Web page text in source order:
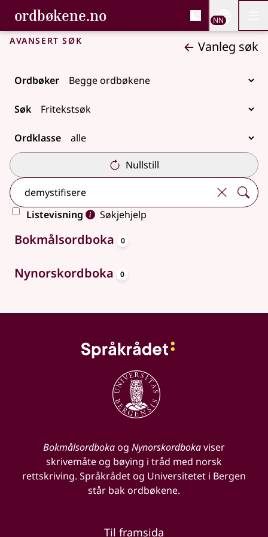
Gå til hovudinnhald
Tilgjenge
ordbøkene.no, Bokmålsordboka og
Bokmålsordboka og Nynorskordboka
NN
Avansert søk Vanleg søk
Ordbøker
Søk
Ordklasse
Nullstill
Listevisning
Søkjehjelp
Ingen treff
Bokmålsordboka 0
Nynorskordboka 0
Bokmålsordbokaog Nynorskordbokaviser
skrivemåte og bøying i tråd med norsk
rettskriving. Språkrådet og Universitetet i Bergen
står bak ordbøkene.
Til framsida